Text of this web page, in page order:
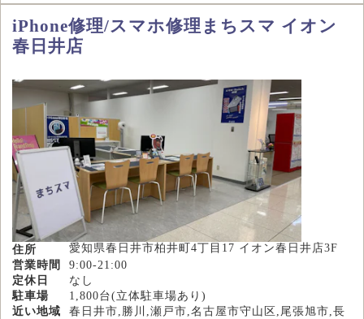
iPhone修理/スマホ修理まちスマ イオン
春日井店
住所
愛知県春日井市柏井町4丁目17 イオン春日井店3F
営業時間
9:00-21:00
定休日
なし
駐車場
1,800台(立体駐車場あり)
近い地域
春日井市,勝川,瀬戸市,名古屋市守山区,尾張旭市,長